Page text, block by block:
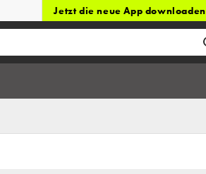
Jetzt die neue App downloaden